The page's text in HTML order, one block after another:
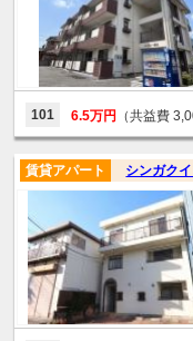
101 6.5万円 （共益費
シンガク
賃貸アパート